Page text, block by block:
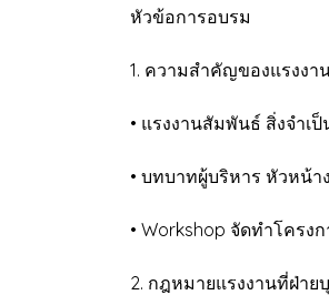
หัวข้อการอบรม
1. ความสำคัญของแรงง
• แรงงานสัมพันธ์ สิ่งจำเ
• บทบาทผู้บริหาร หัวหน้
• Workshop จัดทำโครง
2. กฎหมายแรงงานที่ฝ่าย